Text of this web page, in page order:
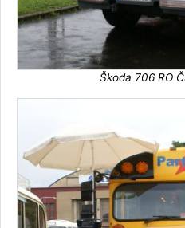
Škoda 706 RO